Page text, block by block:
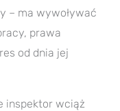
– ma wywoływać
prawa
od dnia jej
inspektor wciąż